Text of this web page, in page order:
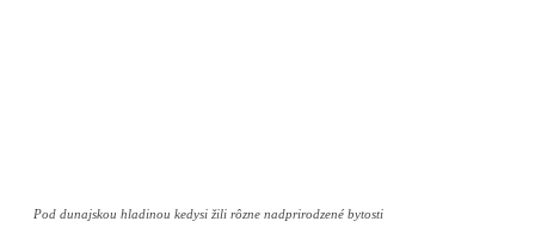
Pod dunajskou hladinou kedysi žili rôzne nadprirodzené bytosti